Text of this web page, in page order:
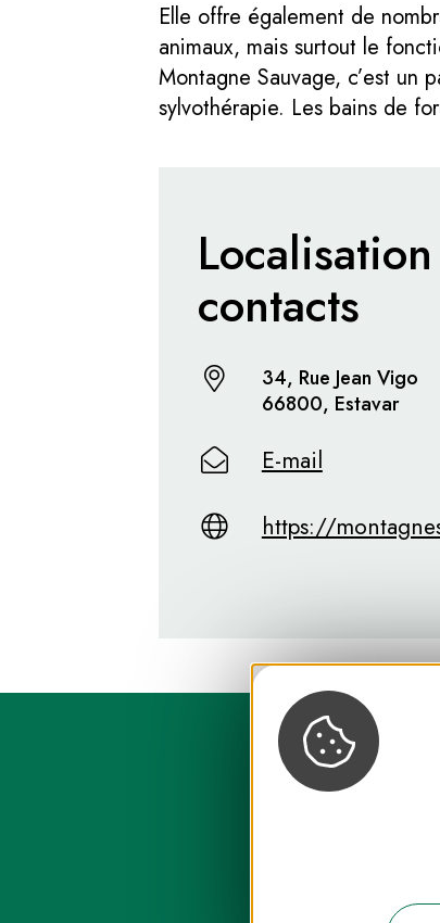
Elle offre également de
animaux, mais surtout le
Montagne Sauvage, c’est un
sylvothérapie. Les bains de
contacts
34, Rue Jean Vigo
66800, Estavar
E-mail
https://